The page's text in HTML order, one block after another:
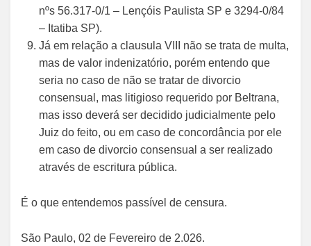
nºs 56.317-0/1 – Lençóis Paulista SP e 3294-0/84
– Itatiba SP).
Já em relação a clausula VIII não se trata de multa,
mas de valor indenizatório, porém entendo que
seria no caso de não se tratar de divorcio
consensual, mas litigioso requerido por Beltrana,
mas isso deverá ser decidido judicialmente pelo
Juiz do feito, ou em caso de concordância por ele
em caso de divorcio consensual a ser realizado
através de escritura pública.
É o que entendemos passível de censura.
São Paulo, 02 de Fevereiro de 2.026.